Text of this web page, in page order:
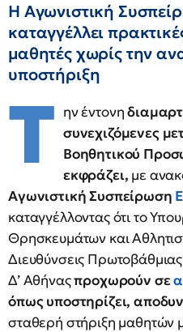
Η Αγωνιστική
καταγγέλλει
μαθητές χωρίς την
υποστήριξη
Τ ην έντονη
συνεχιζόμενες
Βοηθητικού
εκφράζει, με
Αγωνιστική Συσπείρωση
καταγγέλλοντας ότι το
Θρησκευμάτων και
Διευθύνσεις
Δ’ Αθήναςπροχωρούν σε
όπως υποστηρίζει,
σταθερή στήριξη μαθητών